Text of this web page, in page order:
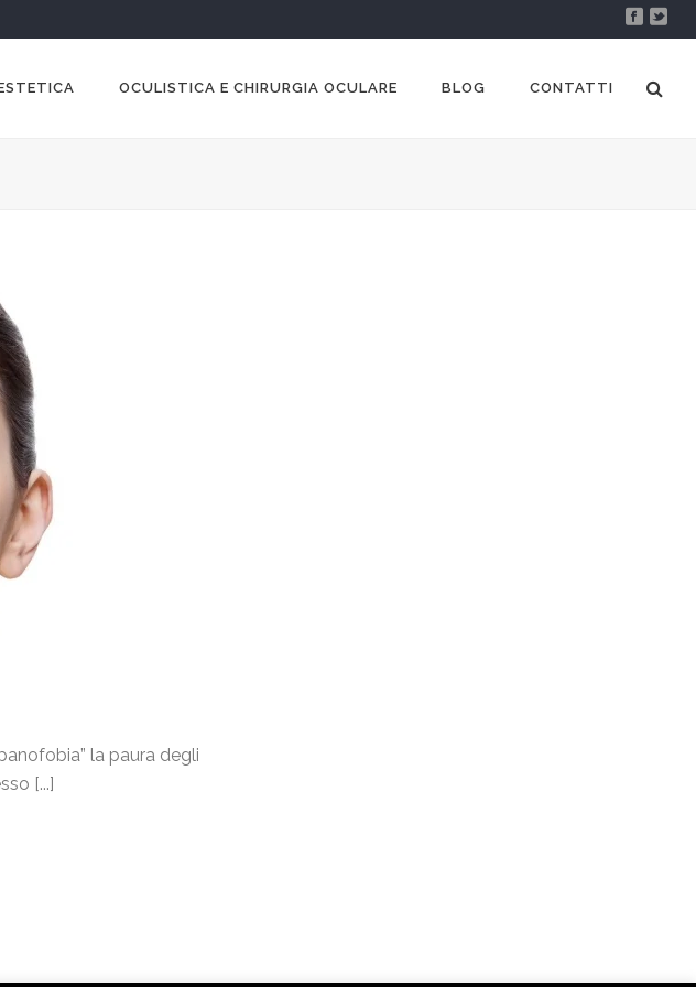
OCULISTICA E CHIRURGIA OCULARE BLOG CONTATTI
la paura degli
[...]